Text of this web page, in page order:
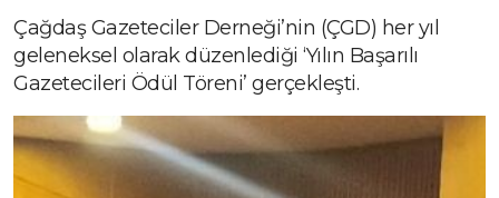
Çağdaş Gazeteciler Derneği’nin (ÇGD) her yıl
geleneksel olarak düzenlediği ‘Yılın Başarılı
Gazetecileri Ödül Töreni’ gerçekleşti.